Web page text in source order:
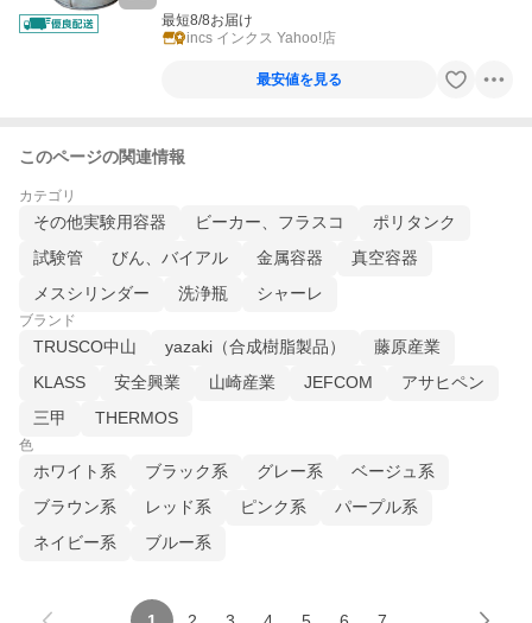
最短8/8お届け
incs インクス Yahoo!店
最安値を見る
このページの関連情報
カテゴリ
その他実験用容器 ビーカー、フラスコ
ポリタンク
試験管
びん、バイアル 金属容器
真空容器
メスシリンダー
洗浄瓶 シャーレ
ブランド
TRUSCO中山 yazaki（合成樹脂製品）
藤原産業
KLASS
安全興業 山崎産業 JEFCOM
アサヒペン
三甲
THERMOS
色
ホワイト系 ブラック系 グレー系
ベージュ系
ブラウン系
レッド系 ピンク系
パープル系
ネイビー系
ブルー系